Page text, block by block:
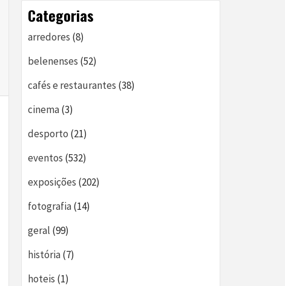
Categorias
arredores (8)
belenenses (52)
cafés e restaurantes (38)
cinema(3)
desporto (21)
eventos (532)
exposições (202)
fotografia(14)
geral (99)
história(7)
hoteis (1)